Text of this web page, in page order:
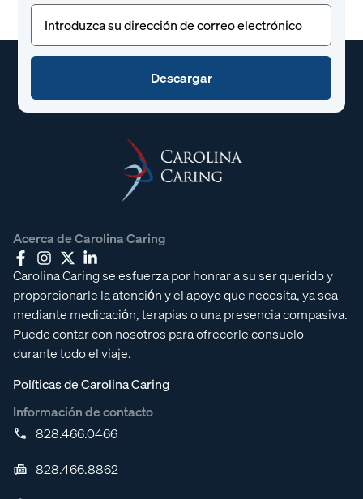
Correo
electrónico(Obligatorio)
Acerca de Carolina Caring
Carolina Caring se esfuerza por honrar a su ser querido y
proporcionarle la atención y el apoyo que necesita, ya sea
mediante medicación, terapias o una presencia compasiva.
Puede contar con nosotros para ofrecerle consuelo
durante todo el viaje.
Políticas de Carolina Caring
Información de contacto
828.466.0466
828.466.8862